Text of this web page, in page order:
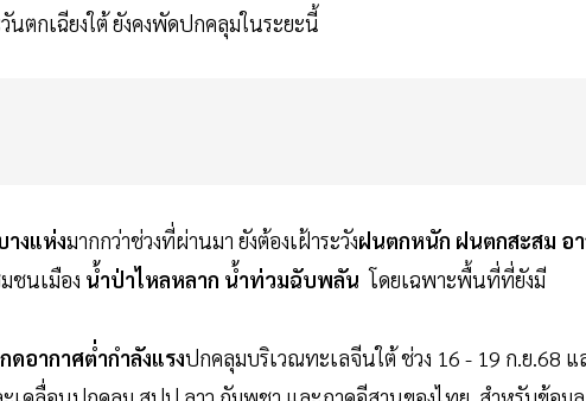
ตกเฉียงใต้ ยังคงพัดปกคลุมในระยะนี้
งแห่งมากกว่าช่วงที่ผ่านมา ยังต้องเฝ้าระวังฝนตกหนัก ฝนตกสะสม อ
ชนเมือง น้ำป่าไหลหลาก น้ำท่วมฉับพลัน โดยเฉพาะพื้นที่ที่ยังมี
อากาศต่ำกำลังแรงปกคลุมบริเวณทะเลจีนใต้ ช่วง 16 - 19 ก.ย.68 แ